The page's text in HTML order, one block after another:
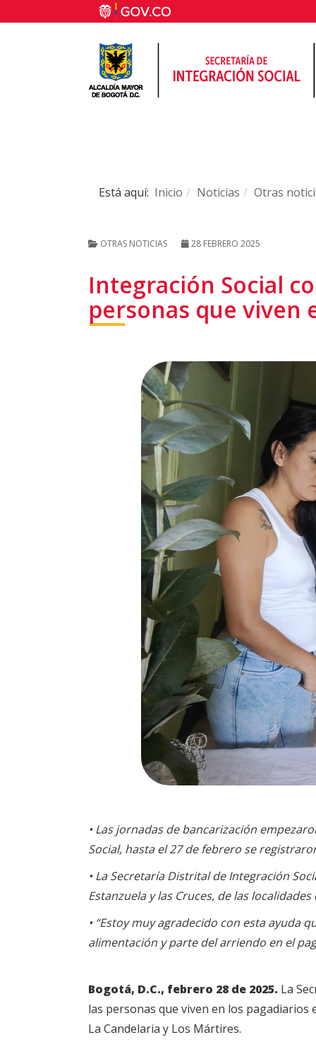
Está aquí: Inicio Noticias Otras
OTRAS NOTICIAS 28 FEBRERO 2025
Integración Social
personas que viven
• Las jornadas de bancarización
Social, hasta el 27 de febrero se
• La Secretaría Distrital de Integración
Estanzuela y las Cruces, de las
• “Estoy muy agradecido con esta ayuda
alimentación y parte del arriendo en el
Bogotá, D.C., febrero 28 de 2025. La
las personas que viven en los pagadiarios
La Candelaria y Los Mártires.